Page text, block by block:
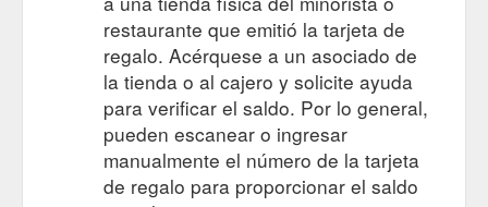
restaurante que emitió la tarjeta de
regalo. Acérquese a un asociado de
la tienda o al cajero y solicite ayuda
para verificar el saldo. Por lo general,
pueden escanear o ingresar
manualmente el número de la tarjeta
de regalo para proporcionar el saldo